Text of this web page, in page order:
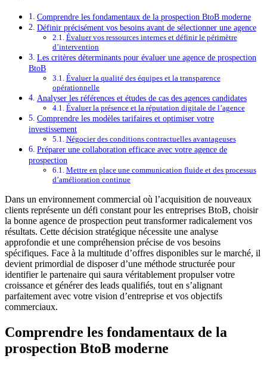
Comprendre les fondamentaux de la prospection BtoB moderne
Définir précisément vos besoins avant de sélectionner une agence
Évaluer vos ressources internes et définir le périmètre
d’intervention
Les critères déterminants pour évaluer une agence de prospection
BtoB
Évaluer la qualité des équipes et la transparence
opérationnelle
Analyser les références et études de cas des agences candidates
Évaluer la présence et la réputation digitale de l’agence
Comprendre les modèles tarifaires et optimiser votre
investissement
Négocier des conditions contractuelles avantageuses
Préparer une collaboration efficace avec votre agence de
prospection
Mettre en place une communication fluide et des processus
d’amélioration continue
Dans un environnement commercial où l’acquisition de nouveaux
clients représente un défi constant pour les entreprises BtoB, choisir
la bonne agence de prospection peut transformer radicalement vos
résultats. Cette décision stratégique nécessite une analyse
approfondie et une compréhension précise de vos besoins
spécifiques. Face à la multitude d’offres disponibles sur le marché, il
devient primordial de disposer d’une méthode structurée pour
identifier le partenaire qui saura véritablement propulser votre
croissance et générer des leads qualifiés, tout en s’alignant
parfaitement avec votre vision d’entreprise et vos objectifs
commerciaux.
Comprendre les fondamentaux de la
prospection BtoB moderne